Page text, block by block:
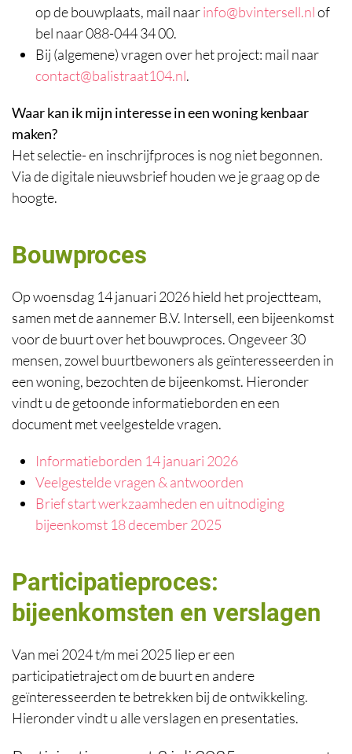
op de bouwplaats, mail naarinfo@bvintersell.nlof
bel naar 088-044 34 00.
Bij (algemene) vragen over het project: mail naar
contact@balistraat104.nl.
Waar kan ik mijn interesse in een woning kenbaar
maken?
Het selectie- en inschrijfproces is nog niet begonnen.
Via de digitale nieuwsbrief houden we je graag op de
hoogte.
Bouwproces
Op woensdag 14 januari 2026 hield het projectteam,
samen met de aannemer B.V. Intersell, een bijeenkomst
voor de buurt over het bouwproces. Ongeveer 30
mensen, zowel buurtbewoners als geïnteresseerden in
een woning, bezochten de bijeenkomst. Hieronder
vindt u de getoonde informatieborden en een
document met veelgestelde vragen.
Informatieborden 14 januari 2026
Veelgestelde vragen & antwoorden
Brief start werkzaamheden en uitnodiging
bijeenkomst 18 december 2025
Participatieproces:
bijeenkomsten en verslagen
Van mei 2024 t/m mei 2025 liep er een
participatietraject om de buurt en andere
geïnteresseerden te betrekken bij de ontwikkeling.
Hieronder vindt u alle verslagen en presentaties.